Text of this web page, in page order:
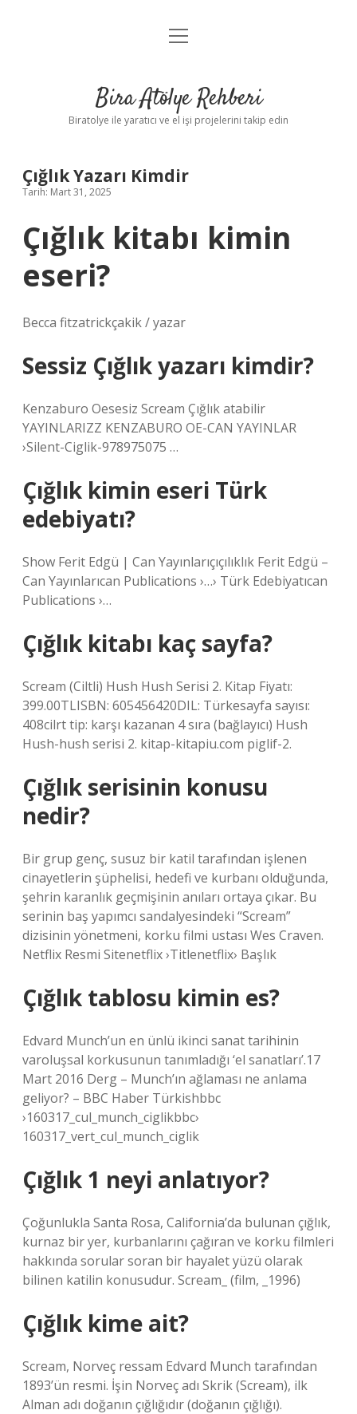
Anasayfa
Yasal Uyarı
menüyü
Bira Atölye Rehberi
Biratolye ile yaratıcı ve el işi projelerini takip edin
Çığlık Yazarı Kimdir
Tarih: Mart 31, 2025
Çığlık kitabı kimin
eseri?
Becca fitzatrickçakik / yazar
Sessiz Çığlık yazarı kimdir?
Kenzaburo Oesesiz Scream Çığlık atabilir
YAYINLARIZZ KENZABURO OE-CAN YAYINLAR
›Silent-Ciglik-978975075 …
Çığlık kimin eseri Türk
edebiyatı?
Show Ferit Edgü | Can Yayınlarıçıçılıklık Ferit Edgü –
Can Yayınlarıcan Publications ›…› Türk Edebiyatıcan
Publications ›…
Çığlık kitabı kaç sayfa?
Scream (Ciltli) Hush Hush Serisi 2. Kitap Fiyatı:
399.00TLISBN: 605456420DIL: Türkesayfa sayısı:
408cilrt tip: karşı kazanan 4 sıra (bağlayıcı) Hush
Hush-hush serisi 2. kitap-kitapiu.com piglif-2.
Çığlık serisinin konusu
nedir?
Bir grup genç, susuz bir katil tarafından işlenen
cinayetlerin şüphelisi, hedefi ve kurbanı olduğunda,
şehrin karanlık geçmişinin anıları ortaya çıkar. Bu
serinin baş yapımcı sandalyesindeki “Scream”
dizisinin yönetmeni, korku filmi ustası Wes Craven.
Netflix Resmi Sitenetflix ›Titlenetflix› Başlık
Çığlık tablosu kimin es?
Edvard Munch’un en ünlü ikinci sanat tarihinin
varoluşsal korkusunun tanımladığı ‘el sanatları’.17
Mart 2016 Derg – Munch’ın ağlaması ne anlama
geliyor? – BBC Haber Türkishbbc
›160317_cul_munch_ciglikbbc›
160317_vert_cul_munch_ciglik
Çığlık 1 neyi anlatıyor?
Çoğunlukla Santa Rosa, California’da bulunan çığlık,
kurnaz bir yer, kurbanlarını çağıran ve korku filmleri
hakkında sorular soran bir hayalet yüzü olarak
bilinen katilin konusudur. Scream_ (film, _1996)
Çığlık kime ait?
Scream, Norveç ressam Edvard Munch tarafından
1893’ün resmi. İşin Norveç adı Skrik (Scream), ilk
Alman adı doğanın çığlığıdır (doğanın çığlığı).